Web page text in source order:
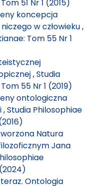
51 Nr 1 (2015)
koncepcja
w człowieku,
Tom 55 Nr 1
,Studia
55 Nr 1 (2019)
ontologiczna
,Studia Philosophiae
Natura
Jana
Ontologia